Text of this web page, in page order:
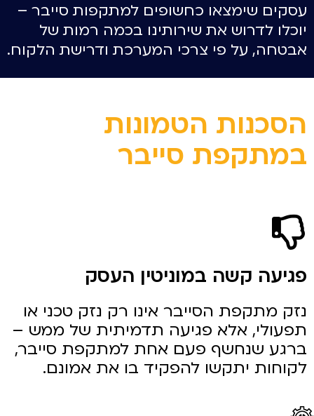
עסקים שימצאו כחשופים למתקפות סייבר –
יוכלו לדרוש את שירותינו בכמה רמות של
אבטחה, על פי צרכי המערכת ודרישת הלקוח.
הסכנות הטמונות
במתקפת סייבר
פגיעה קשה במוניטין העסק
נזק מתקפת הסייבר אינו רק נזק טכני או
תפעולי, אלא פגיעה תדמיתית של ממש –
ברגע שנחשף פעם אחת למתקפת סייבר,
לקוחות יתקשו להפקיד בו את אמונם.